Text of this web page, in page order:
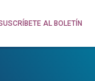
AL BOLETÍN